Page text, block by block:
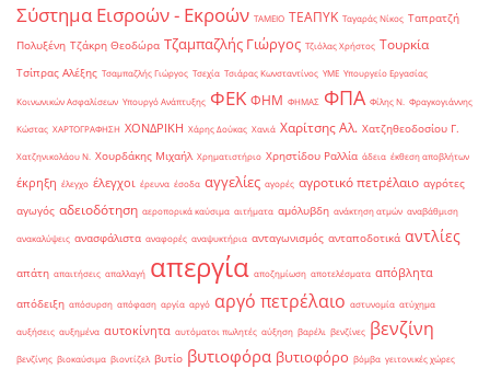
Σύστημα Εισροών - Εκροών ΤΑΜΕΙΟ ΤΕΑΠΥΚ Ταγαράς Νίκος Ταπρατζή
Πολυξένη Τζάκρη Θεοδώρα Τζαμπαζλής Γιώργος Τζιόλας Χρήστος Τουρκία
Τσίπρας Αλέξης Τσαμπαζλής Γιώργος Τσεχία Τσιάρας Κωνσταντίνος ΥΜΕ Υπουργείο Εργασίας
Κοινωνικών Ασφαλίσεων Υπουργό Ανάπτυξης ΦΕΚ ΦΗΜ ΦΗΜΑΣ ΦΠΑ Φίλης Ν. Φραγκογιάννης
Κώστας ΧΑΡΤΟΓΡΑΦΗΣΗ ΧΟΝΔΡΙΚΗ Χάρης Δούκας Χανιά Χαρίτσης Αλ. Χατζηθεοδοσίου Γ.
Χατζηνικολάου Ν. Χουρδάκης Μιχαήλ Χρηματιστήριο Χρηστίδου Ραλλία άδεια έκθεση αποβλήτων
έκρηξη έλεγχο έλεγχοι έρευνα έσοδα αγγελίες αγορές αγροτικό πετρέλαιο αγρότες
αγωγός αδειοδότηση αεροπορικά καύσιμα αιτήματα αμόλυβδη ανάκτηση ατμών αναβάθμιση
ανακαλύψεις ανασφάλιστα αναφορές αναψυκτήρια ανταγωνισμός ανταποδοτικά αντλίες
απάτη απαιτήσεις απαλλαγή απεργία αποζημίωση αποτελέσματα απόβλητα
απόδειξη απόσυρση απόφαση αργία αργό αργό πετρέλαιο αστυνομία ατύχημα
αυξήσεις αυξημένα αυτοκίνητα αυτόματοι πωλητές αύξηση βαρέλι βενζίνες βενζίνη
βενζίνης βιοκαύσιμα βιοντίζελ βυτίο βυτιοφόρα βυτιοφόρο βόμβα γειτονικές χώρες